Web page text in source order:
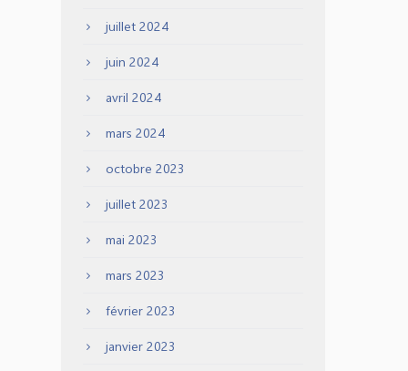
juillet 2024
juin 2024
avril 2024
mars 2024
octobre 2023
juillet 2023
mai 2023
mars 2023
février 2023
janvier 2023